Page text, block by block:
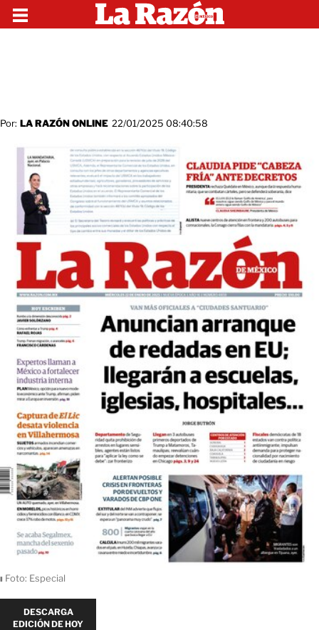
Por: LA RAZÓN ONLINE 22/01/2025 08:40:58
ı Foto: Especial
DESCARGA
EDICIÓN DE HOY